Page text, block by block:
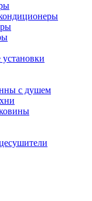
с душем